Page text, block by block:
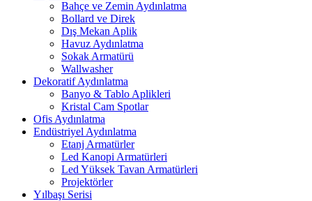
Bahçe ve Zemin Aydınlatma
Bollard ve Direk
Dış Mekan Aplik
Havuz Aydınlatma
Sokak Armatürü
Wallwasher
Dekoratif Aydınlatma
Banyo & Tablo Aplikleri
Kristal Cam Spotlar
Ofis Aydınlatma
Endüstriyel Aydınlatma
Etanj Armatürler
Led Kanopi Armatürleri
Led Yüksek Tavan Armatürleri
Projektörler
Yılbaşı Serisi